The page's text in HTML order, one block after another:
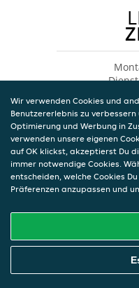
Wir verwenden Cookies und
Benutzererlebnis zu
Optimierung und Werbung in
verwenden unsere eigenen
auf OK klickst, akzeptierst Du
immer notwendige Cookies.
entscheiden, welche Cookies
Präferenzen anzupassen und